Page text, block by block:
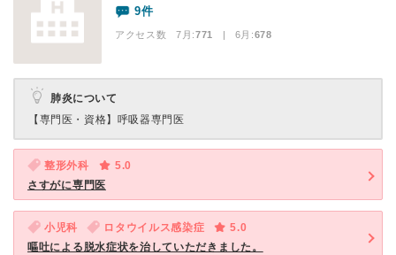
9件
アクセス数 7月:771 | 6月:678
肺炎について
【専門医・資格】 呼吸器専門医
整形外科
5.0
さすがに専門医
小児科 ロタウイルス感染症
5.0
嘔吐による脱水症状を治していただきました。